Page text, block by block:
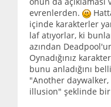
evrenlerden.
içinde karakterler
laf atıyorlar, ki
azından
Oynadığınız
bunu anladığını
"Another
illusion" şeklinde